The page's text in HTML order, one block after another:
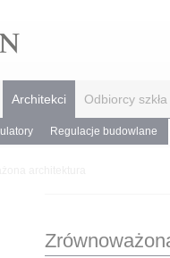
Architekci Odbiorcy szkła
Regulacje budowlane